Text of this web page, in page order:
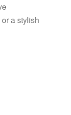
a stylish